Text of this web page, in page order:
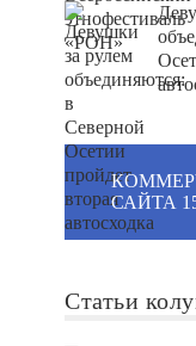
САЙТА
Статьи